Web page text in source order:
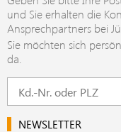
und Sie erhalten die
Ansprechpartners bei
Sie möchten sich
da.
NEWSLETTER